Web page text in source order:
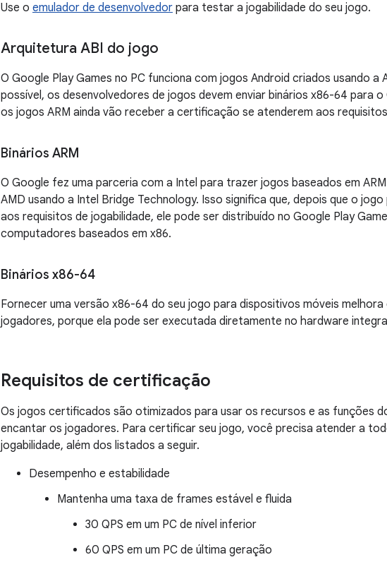
Use o emulador de desenvolvedor para testar a jogabilidade do seu jogo.
Arquitetura ABI do jogo
O Google Play Games no PC funciona com jogos Android criados usando a
possível, os desenvolvedores de jogos devem enviar binários x86-64 para o
os jogos ARM ainda vão receber a certificação se atenderem aos
Binários ARM
O Google fez uma parceria com a Intel para trazer jogos baseados em
AMD usando a Intel Bridge Technology. Isso significa que, depois que o
aos requisitos de jogabilidade, ele pode ser distribuído no Google Play
computadores baseados em x86.
Binários x86-64
Fornecer uma versão x86-64 do seu jogo para dispositivos móveis
jogadores, porque ela pode ser executada diretamente no hardware
Requisitos de certificação
Os jogos certificados são otimizados para usar os recursos e as funções
encantar os jogadores. Para certificar seu jogo, você precisa atender a
jogabilidade, além dos listados a seguir.
Desempenho e estabilidade
Mantenha uma taxa de frames estável e fluida
30 QPS em um PC de nível inferior
60 QPS em um PC de última geração